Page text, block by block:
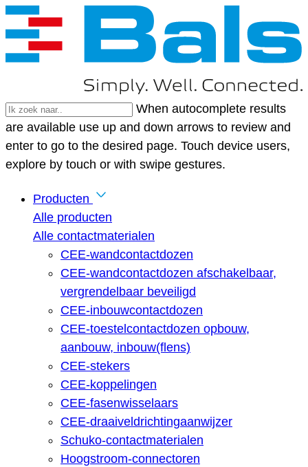
When autocomplete results
are available use up and down arrows to review and
enter to go to the desired page. Touch device users,
explore by touch or with swipe gestures.
Producten
Alle producten
Alle contactmaterialen
CEE-wandcontactdozen
CEE-wandcontactdozen afschakelbaar,
vergrendelbaar beveiligd
CEE-inbouwcontactdozen
CEE-toestelcontactdozen opbouw,
aanbouw, inbouw(flens)
CEE-stekers
CEE-koppelingen
CEE-fasenwisselaars
CEE-draaiveldrichtingaanwijzer
Schuko-contactmaterialen
Hoogstroom-connectoren